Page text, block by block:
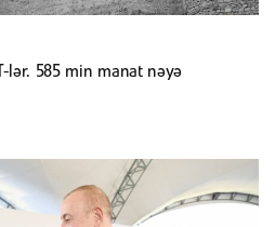
lər. 585 min manat nəyə